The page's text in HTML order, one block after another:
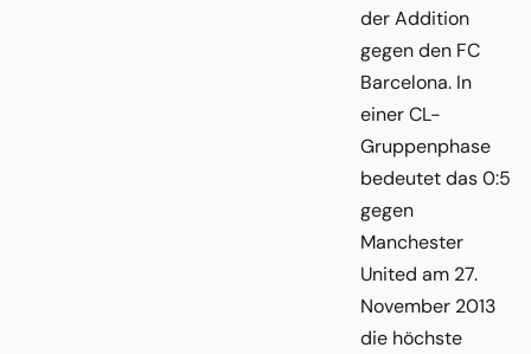
der Addition
gegen den FC
Barcelona. In
einer CL-
Gruppenphase
bedeutet das 0:5
gegen
Manchester
United am 27.
November 2013
die höchste